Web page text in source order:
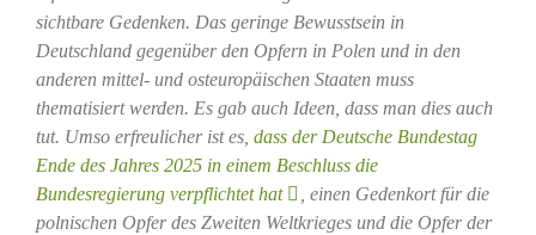
sichtbare Gedenken. Das geringe Bewusstsein in
Deutschland gegenüber den Opfern in Polen und in den
anderen mittel- und osteuropäischen Staaten muss
thematisiert werden. Es gab auch Ideen, dass man dies auch
tut. Umso erfreulicher ist es, dass der Deutsche Bundestag
Ende des Jahres 2025 in einem Beschluss die
Bundesregierung verpflichtet hat
, einen Gedenkort für die
polnischen Opfer des Zweiten Weltkrieges und die Opfer der